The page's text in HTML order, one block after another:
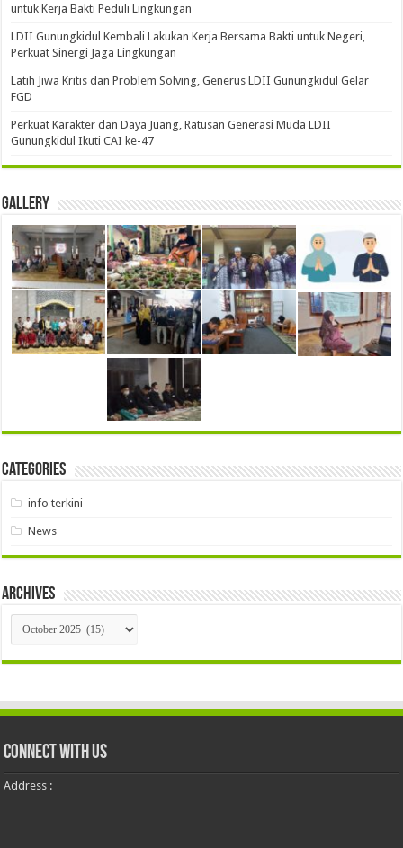
untuk Kerja Bakti Peduli Lingkungan
LDII Gunungkidul Kembali Lakukan Kerja Bersama Bakti untuk Negeri,
Perkuat Sinergi Jaga Lingkungan
Latih Jiwa Kritis dan Problem Solving, Generus LDII Gunungkidul Gelar
FGD
Perkuat Karakter dan Daya Juang, Ratusan Generasi Muda LDII
Gunungkidul Ikuti CAI ke-47
Gallery
Categories
info terkini
News
Archives
Archives
Connect With Us
Address :